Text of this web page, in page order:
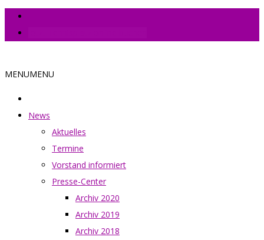
MENUMENU
News
Aktuelles
Termine
Vorstand informiert
Presse-Center
Archiv 2020
Archiv 2019
Archiv 2018